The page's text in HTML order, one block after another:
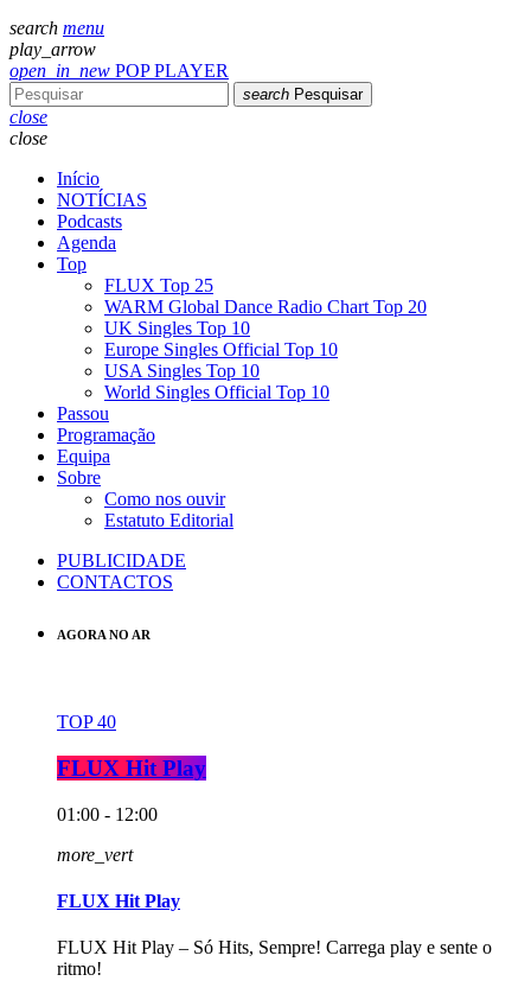
search menu
play_arrow
open_in_new POP PLAYER
search Pesquisar
close
close
Início
NOTÍCIAS
Podcasts
Agenda
Top
FLUX Top 25
WARM Global Dance Radio Chart Top 20
UK Singles Top 10
Europe Singles Official Top 10
USA Singles Top 10
World Singles Official Top 10
Passou
Programação
Equipa
Sobre
Como nos ouvir
Estatuto Editorial
PUBLICIDADE
CONTACTOS
AGORA NO AR
TOP 40
FLUX Hit Play
01:00 - 12:00
more_vert
FLUX Hit Play
FLUX Hit Play – Só Hits, Sempre! Carrega play e sente o
ritmo!